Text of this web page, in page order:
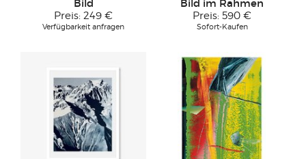
Bild
Preis: 249 €
Verfügbarkeit anfragen
Bild im Rahmen
Preis: 590 €
Sofort-Kaufen